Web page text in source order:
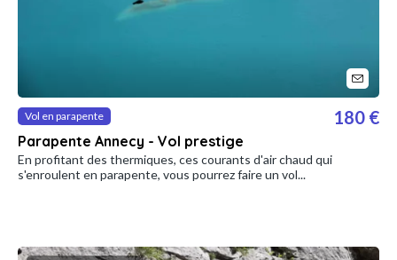
Vol en parapente
Parapente Annecy - Vol prestige
180 €
En profitant des thermiques, ces courants d'air chaud qui
s'enroulent en parapente, vous pourrez faire un vol...